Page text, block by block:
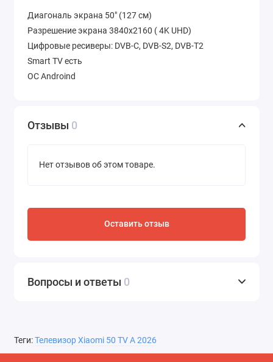
Диагональ экрана 50" (127 см)
Разрешение экрана 3840x2160 ( 4K UHD)
Цифровые ресиверы: DVB-C, DVB-S2, DVB-T2
Smart TV есть
ОС Androind
Отзывы 0
Нет отзывов об этом товаре.
Оставить отзыв
Вопросы и ответы 0
Теги:Телевизор Xiaomi 50 TV A 2026